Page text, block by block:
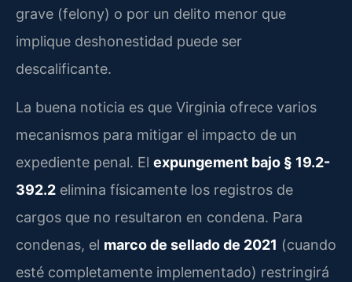
grave (felony) o por un delito menor que
implique deshonestidad puede ser
descalificante.
La buena noticia es que Virginia ofrece varios
mecanismos para mitigar el impacto de un
expediente penal. El expungement bajo § 19.2-
392.2 elimina físicamente los registros de
cargos que no resultaron en condena. Para
condenas, el marco de sellado de 2021 (cuando
esté completamente implementado) restringirá